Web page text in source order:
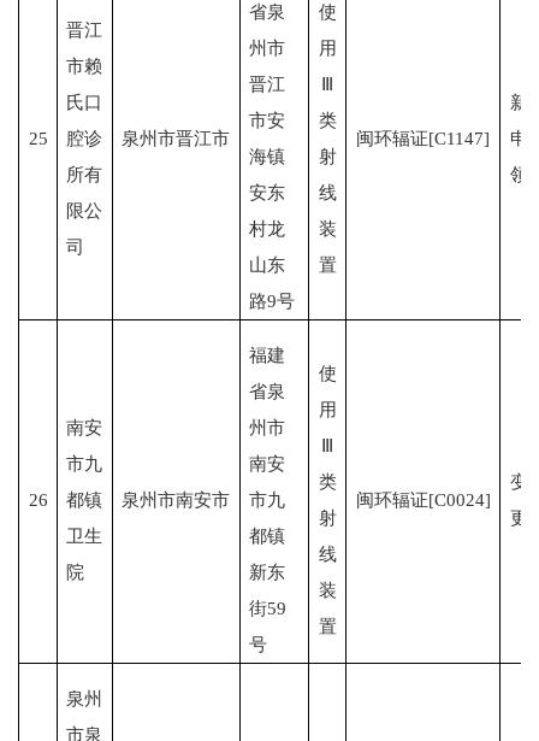
25
晋江
市赖
氏口
腔诊
所有
限公
司
泉州市晋江市
省泉
州市
晋江
市安
海镇
安东
村龙
山东
路9号
使
用
Ⅲ
类
射
线
装
置
闽环辐证[C1147]
新
申
领
26
南安
市九
都镇
卫生
院
泉州市南安市
福建
省泉
州市
南安
市九
都镇
新东
街59
号
使
用
Ⅲ
类
射
线
装
置
闽环辐证[C0024]
变
更
泉州
市泉